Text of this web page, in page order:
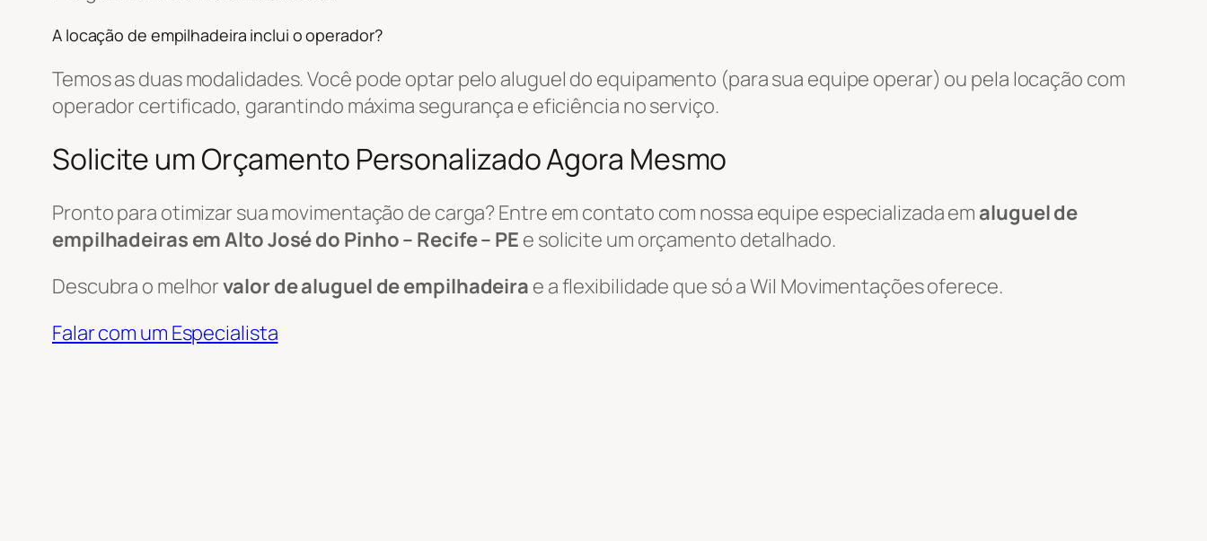
A locação de empilhadeira inclui o operador?
Temos as duas modalidades. Você pode optar pelo aluguel do equipamento (para sua equipe operar) ou pela locação com
operador certificado, garantindo máxima segurança e eficiência no serviço.
Solicite um Orçamento Personalizado Agora Mesmo
Pronto para otimizar sua movimentação de carga? Entre em contato com nossa equipe especializada em aluguel de
empilhadeiras em Alto José do Pinho – Recife – PE e solicite um orçamento detalhado.
Descubra o melhorvalor de aluguel de empilhadeira e a flexibilidade que só a Wil Movimentações oferece.
Falar com um Especialista